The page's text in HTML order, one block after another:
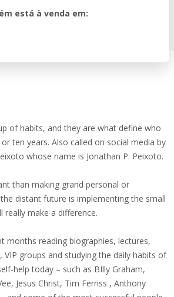
está à venda em:
of habits, and they are what define who
ten years. Also called on social media by
whose name is Jonathan P. Peixoto.
than making grand personal or
distant future is implementing the small
really make a difference.
months reading biographies, lectures,
VIP groups and studying the daily habits of
help today – such as BIlly Graham,
Jesus Christ, Tim Ferriss , Anthony